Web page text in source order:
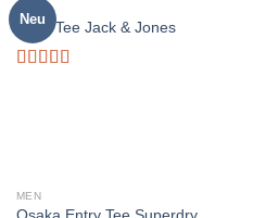
Neu
Land Tee Jack & Jones
MEN